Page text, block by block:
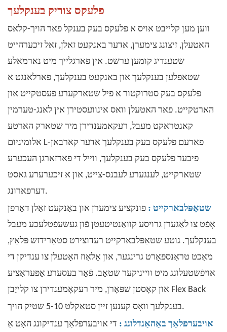
פלעקס צוריק בענקלעך
ווען מען קלייבט אויס א פלעקס בעק בענקל פאר הויך-קלאס
האטעלן, זיצונג צימערן, אדער באנקעט זאלן, זאל זיכערהייט
שטענדיג קומען ערשט. אין פארגלייך מיט נארמאלע
שטאפלען בענקלעך און באנקעט בענקלעך, פארלאנגט א
פלעקס בעק סטרוקטור א פיל שטארקערע פעסטקייט און
הארטקייט. פאר האטעלן וואס אינוועסטירן אין לאנג-טערמין
קאנטראקט מעבל, רעקאמענדירן מיר שטארק הארטע
אלומיניום L-פארעם פלעקס בעק בענקלעך אדער קארבאן
פיבער פלעקס בעק בענקלעך, ווייל די פארזארגן העכערע
שטארקייט, לענגערע לעבנס-צייט, און א זיכערערע גאסט
דערפארונג.
שטאַפּלבארקייט : פֿונקציע צימערן און באַנקעט זאַלן דאַרפֿן
אָפֿט צו לאַגערן גרויסע קוואַנטיטעטן פֿון געשעפֿטלעכע מעבל
בענקלעך. גוטע שטאַפּלבארקייט רעדוצירט סטאָרידזש פּלאַץ,
מאַכט טראַנספּאָרט גרינגער, און אַלאַוז האָטעלן צו ענדיקן די
אויפֿשטעלונג מיט ווייניקער שטאַב. פֿאַר בעסערע אָפּעראַציע
און קאָסטן שפּאָרן, מיר רעקאָמענדירן צו קלייַבן Flex Back
בענקלעך וואָס קענען זיין סטאַקלט 5-10
שטיק
הויך.
אויבערפלאַך באַהאַנדלונג : די אויבערפלאַך ענדיקונג האָט אַ